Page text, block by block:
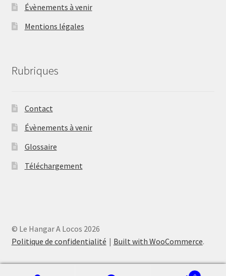
Évènements à venir
Mentions légales
Rubriques
Contact
Évènements à venir
Glossaire
Téléchargement
© Le Hangar A Locos 2026
Politique de confidentialité
Built with WooCommerce.